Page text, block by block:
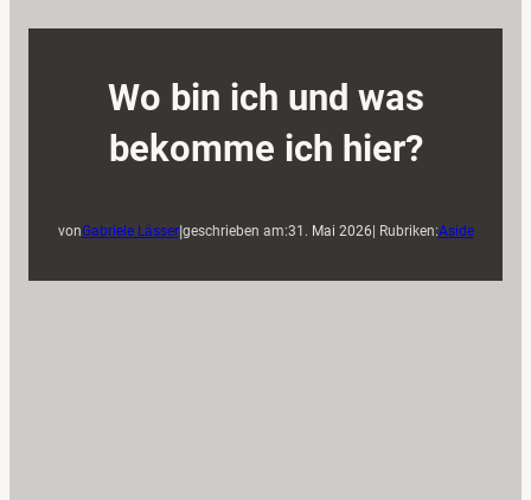
Wo bin ich und was
bekomme ich hier?
vonGabriele Lässer|geschrieben am:31. Mai 2026| Rubriken:Aside